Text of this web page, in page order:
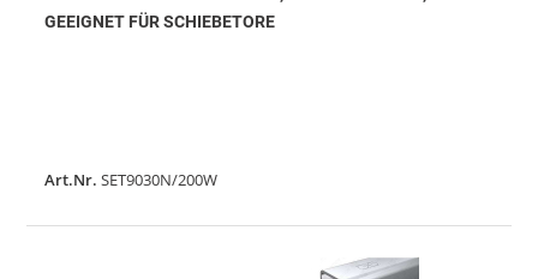
GEEIGNET FÜR SCHIEBETORE
Art.Nr. SET9030N/200W